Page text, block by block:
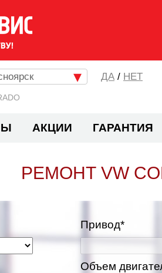
/ НЕТ
АКЦИИ ГАРАНТИЯ
РЕМОНТ VW
Привод*
Объем